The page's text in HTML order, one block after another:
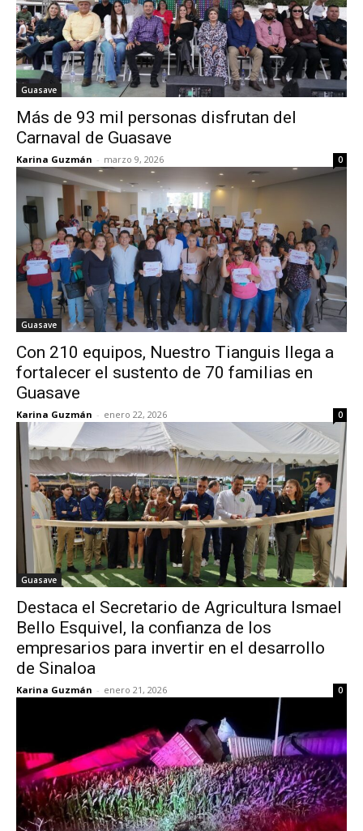
Guasave
Más de 93 mil personas disfrutan del
Carnaval de Guasave
Karina Guzmán - marzo 9, 2026 0
Guasave
Con 210 equipos, Nuestro Tianguis llega a
fortalecer el sustento de 70 familias en
Guasave
Karina Guzmán - enero 22, 2026 0
Guasave
Destaca el Secretario de Agricultura Ismael
Bello Esquivel, la confianza de los
empresarios para invertir en el desarrollo
de Sinaloa
Karina Guzmán - enero 21, 2026 0